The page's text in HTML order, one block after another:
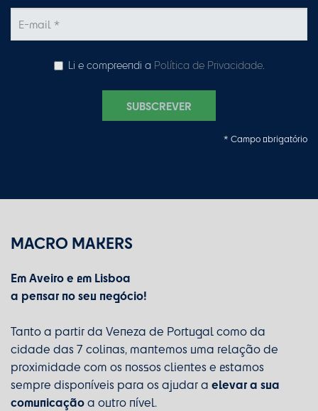
Li e compreendi a Política de Privacidade.
SUBSCREVER
* Campo obrigatório
MACRO MAKERS
Em Aveiro e em Lisboa
a pensar no seu negócio!
Tanto a partir da Veneza de Portugal como da
cidade das 7 colinas, mantemos uma relação de
proximidade com os nossos clientes e estamos
sempre disponíveis para os ajudar a elevar a sua
comunicaçãoa outro nível.